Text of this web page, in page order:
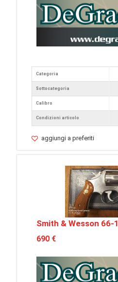
Categoria
Sottocategoria
Calibro
Condizioni articolo
aggiungi a preferiti
Smith & Wesson 66-1
690 €